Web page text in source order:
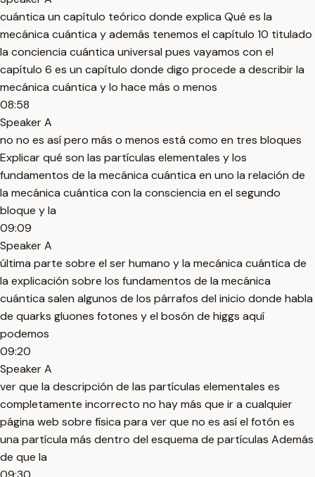
cuántica un capítulo teórico donde explica Qué es la
mecánica cuántica y además tenemos el capítulo 10 titulado
la conciencia cuántica universal pues vayamos con el
capítulo 6 es un capítulo donde digo procede a describir la
mecánica cuántica y lo hace más o menos
08:58
Speaker A
no no es así pero más o menos está como en tres bloques
Explicar qué son las partículas elementales y los
fundamentos de la mecánica cuántica en uno la relación de
la mecánica cuántica con la consciencia en el segundo
bloque y la
09:09
Speaker A
última parte sobre el ser humano y la mecánica cuántica de
la explicación sobre los fundamentos de la mecánica
cuántica salen algunos de los párrafos del inicio donde habla
de quarks gluones fotones y el bosón de higgs aquí
podemos
09:20
Speaker A
ver que la descripción de las partículas elementales es
completamente incorrecto no hay más que ir a cualquier
página web sobre física para ver que no es así el fotón es
una partícula más dentro del esquema de partículas Además
de que la